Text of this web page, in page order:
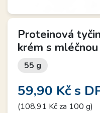
Proteinová
krém s
55 g
59,90 Kčs
(108,91 Kč za 100 g)